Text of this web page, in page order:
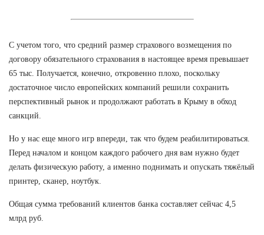
С учетом того, что средний размер страхового возмещения по
договору обязательного страхования в настоящее время превышает
65 тыс. Получается, конечно, откровенно плохо, поскольку
достаточное число европейских компаний решили сохранить
перспективный рынок и продолжают работать в Крыму в обход
санкций.
Но у нас еще много игр впереди, так что будем реабилитироваться.
Перед началом и концом каждого рабочего дня вам нужно будет
делать физическую работу, а именно поднимать и опускать тяжёлый
принтер, сканер, ноутбук.
Общая сумма требований клиентов банка составляет сейчас 4,5
млрд руб.